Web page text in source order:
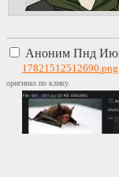
Аноним Пнд
17821512512690.png
оригинал по клику.